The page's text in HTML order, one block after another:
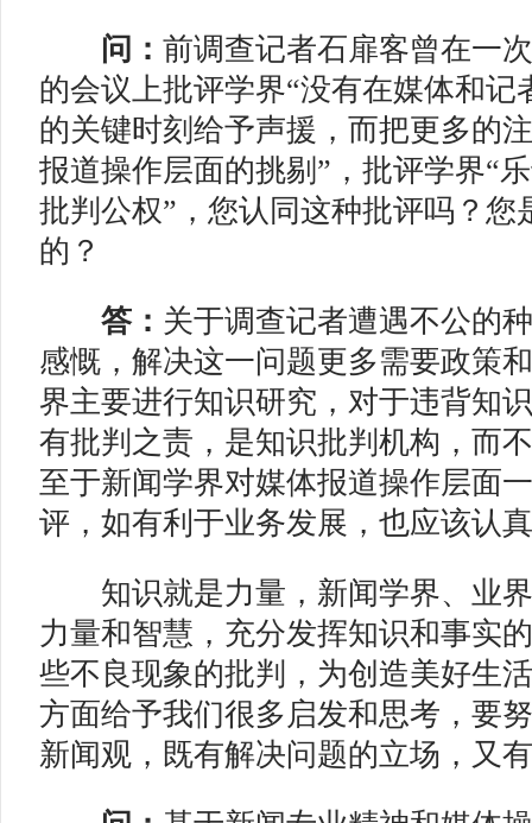
问： 前调查记者石扉客曾在一
的会议上批评学界“没有在媒体和记
的关键时刻给予声援，而把更多的
报道操作层面的挑剔”，批评学界“
批判公权”，您认同这种批评吗？您
的？
答： 关于调查记者遭遇不公的
感慨，解决这一问题更多需要政策
界主要进行知识研究，对于违背知
有批判之责，是知识批判机构，而
至于新闻学界对媒体报道操作层面
评，如有利于业务发展，也应该认
知识就是力量，新闻学界、业界
力量和智慧，充分发挥知识和事实
些不良现象的批判，为创造美好生
方面给予我们很多启发和思考，要
新闻观，既有解决问题的立场，又